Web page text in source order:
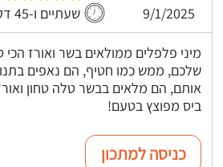
9/1/2025 שעתיים ו-45 דקות
מיני פלפלים ממולאים בשר ואורז
שלכם, ממש כמו חטיף, הם נאפים
אותם, הם מלאים בבשר טלה טחון
ביס מפוצץ בטעם!
כניסה למתכון